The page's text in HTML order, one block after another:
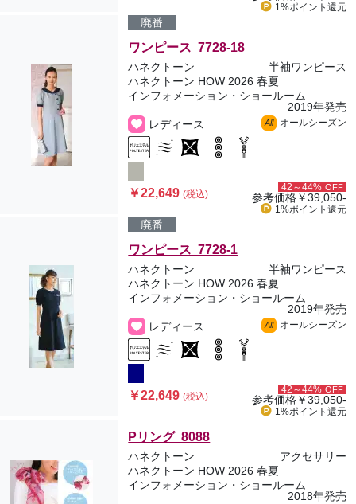
1%ポイント 還元
廃番
ワンピース 7728-18
ハネクトーン
半袖ワンピース
ハネクトーン HOW 2026 春夏
インフォメーション・ショールーム
2019年発売
レディース
All オールシーズン
￥22,649(税込)
42～44% OFF
参考価格￥39,050-
1%ポイント 還元
廃番
ワンピース 7728-1
ハネクトーン
半袖ワンピース
ハネクトーン HOW 2026 春夏
インフォメーション・ショールーム
2019年発売
レディース
All オールシーズン
￥22,649(税込)
42～44% OFF
参考価格￥39,050-
1%ポイント 還元
Pリング 8088
ハネクトーン
アクセサリー
ハネクトーン HOW 2026 春夏
インフォメーション・ショールーム
2018年発売